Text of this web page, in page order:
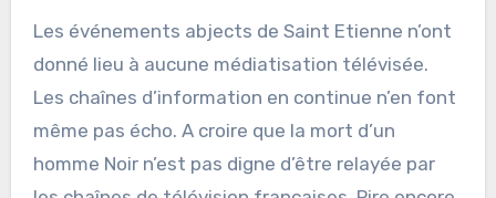
Les événements abjects de Saint Etienne n’ont
donné lieu à aucune médiatisation télévisée.
Les chaînes d’information en continue n’en font
même pas écho. A croire que la mort d’un
homme Noir n’est pas digne d’être relayée par